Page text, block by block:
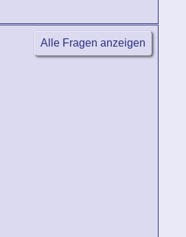
Alle Fragen anzeigen